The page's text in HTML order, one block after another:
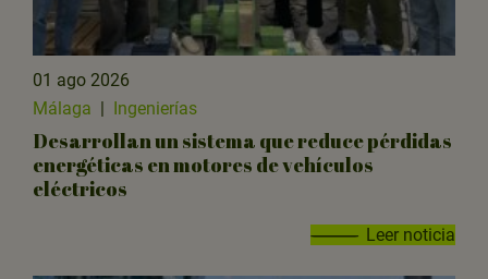
01 ago 2026
Málaga | Ingenierías
Desarrollan un sistema que reduce pérdidas
energéticas en motores de vehículos
eléctricos
Leer noticia